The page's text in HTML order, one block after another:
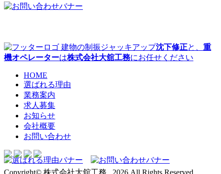
建物の制振ジャッキアップ沈下修正と、 重
機オペレーターは株式会社大舘工務にお任せください
HOME
選ばれる理由
業務案内
求人募集
お知らせ
会社概要
お問い合わせ